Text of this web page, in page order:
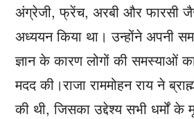
अंग्रेजी, फ्रेंच, अरबी और फारसी
अध्ययन किया था। उन्होंने अपनी
ज्ञान के कारण लोगों की समस्याओं
मदद की।राजा राममोहन राय ने
की थी, जिसका उद्देश्य सभी धर्मों